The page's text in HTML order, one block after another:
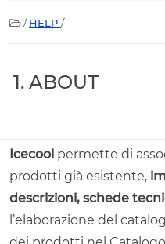
/HELP /
1. ABOUT
Icecool permette di
prodotti già esistente,
descrizioni, schede
l’elaborazione del